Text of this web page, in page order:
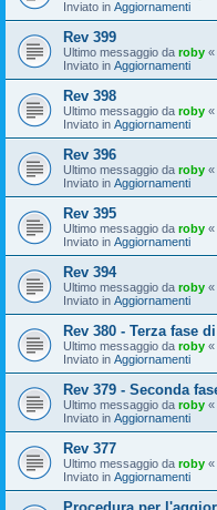
Inviato in Aggiornamenti
Rev 399
Ultimo messaggio da roby «
Inviato in Aggiornamenti
Rev 398
Ultimo messaggio da roby «
Inviato in Aggiornamenti
Rev 396
Ultimo messaggio da roby «
Inviato in Aggiornamenti
Rev 395
Ultimo messaggio da roby «
Inviato in Aggiornamenti
Rev 394
Ultimo messaggio da roby «
Inviato in Aggiornamenti
Rev 380 - Terza fase
Ultimo messaggio da roby «
Inviato in Aggiornamenti
Rev 379 - Seconda
Ultimo messaggio da roby «
Inviato in Aggiornamenti
Rev 377
Ultimo messaggio da roby «
Inviato in Aggiornamenti
Procedura per